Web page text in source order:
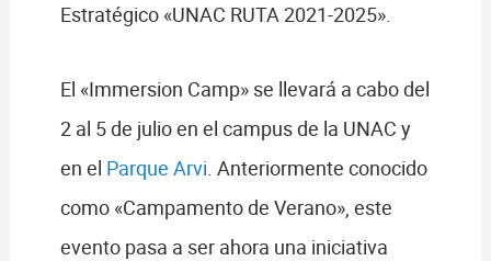
Estratégico «UNAC RUTA 2021-2025».
El «Immersion Camp» se llevará a cabo del
2 al 5 de julio en el campus de la UNAC y
en el Parque Arvi. Anteriormente conocido
como «Campamento de Verano», este
evento pasa a ser ahora una iniciativa